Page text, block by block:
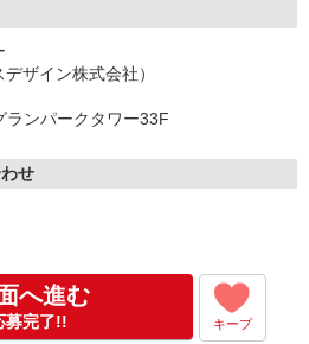
面接予約用のURLを送付いたしますの
い。
定させていただきます
出来ればと思います◎
相談、簡単な筆記試験と適性検査、
ザイン株式会社）
ンパークタワー33F
せ
へ進む
募完了!! キープ